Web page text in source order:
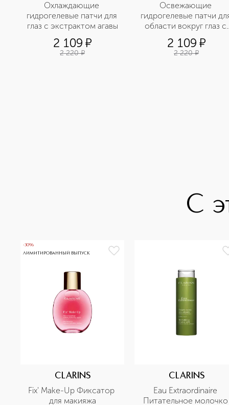
Охлаждающие
гидрогелевые патчи для
глаз с экстрактом агавы
2 109 ¤
2 220 ¤
Освежающие
гидрогелевые патчи
области вокруг глаз с
экстрактом артишока
2 109 ¤
2 220 ¤
С
-30%
ЛИМИТИРОВАННЫЙ ВЫПУСК
CLARINS
Fix' Make-Up Фиксатор
для макияжа
CLARINS
Eau Extraordinaire
Питательное молочко